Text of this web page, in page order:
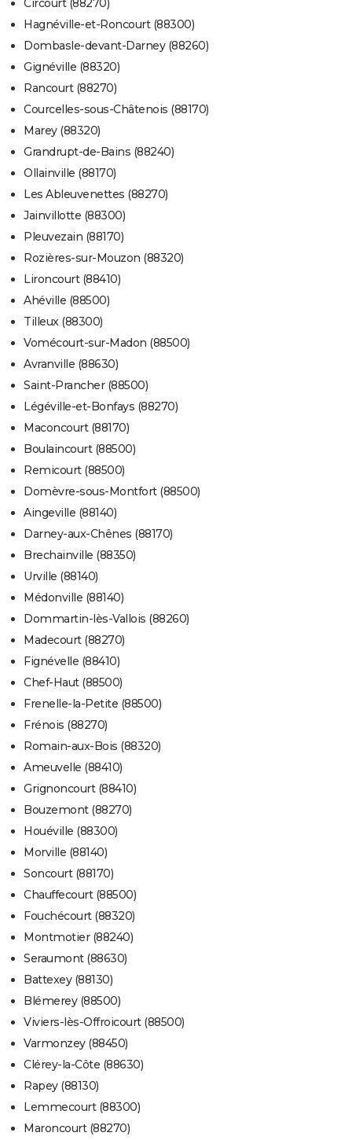
Circourt (88270)
Hagnéville-et-Roncourt (88300)
Dombasle-devant-Darney (88260)
Gignéville (88320)
Rancourt (88270)
Courcelles-sous-Châtenois (88170)
Marey (88320)
Grandrupt-de-Bains (88240)
Ollainville (88170)
Les Ableuvenettes (88270)
Jainvillotte (88300)
Pleuvezain (88170)
Rozières-sur-Mouzon (88320)
Lironcourt (88410)
Ahéville (88500)
Tilleux (88300)
Vomécourt-sur-Madon (88500)
Avranville (88630)
Saint-Prancher (88500)
Légéville-et-Bonfays (88270)
Maconcourt (88170)
Boulaincourt (88500)
Remicourt (88500)
Domèvre-sous-Montfort (88500)
Aingeville (88140)
Darney-aux-Chênes (88170)
Brechainville (88350)
Urville (88140)
Médonville (88140)
Dommartin-lès-Vallois (88260)
Madecourt (88270)
Fignévelle (88410)
Chef-Haut (88500)
Frenelle-la-Petite (88500)
Frénois (88270)
Romain-aux-Bois (88320)
Ameuvelle (88410)
Grignoncourt (88410)
Bouzemont (88270)
Houéville (88300)
Morville (88140)
Soncourt (88170)
Chauffecourt (88500)
Fouchécourt (88320)
Montmotier (88240)
Seraumont (88630)
Battexey (88130)
Blémerey (88500)
Viviers-lès-Offroicourt (88500)
Varmonzey (88450)
Clérey-la-Côte (88630)
Rapey (88130)
Lemmecourt (88300)
Maroncourt (88270)